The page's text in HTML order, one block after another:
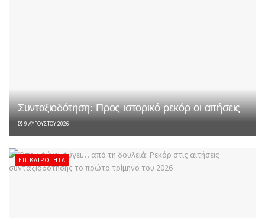
Συνταξιοδότηση: Προς ιστορικό ρεκόρ οι αιτήσεις
9 ΑΥΓΟΎΣΤΟΥ 2026
ΕΠΙΚΑΙΡΌΤΗΤΑ